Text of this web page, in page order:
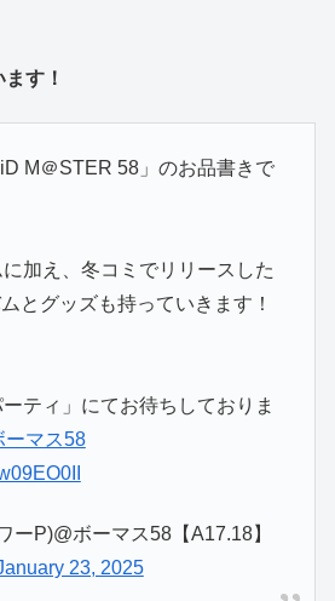
す！
M＠STER 58」のお品書きで
加え、冬コミでリリースした
とグッズも持っていきます！
ーティ」にてお待ちしておりま
ーマス58
P)@ボーマス58【A17.18】
23, 2025